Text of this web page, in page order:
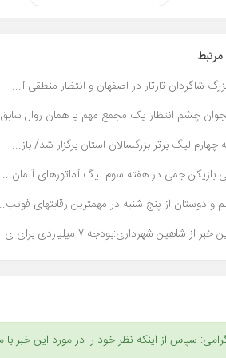
شاگردان تارتار در اصفهان و انتظار منطقی آ...
چشم انتظار یک مجمع مهم یا همان روال
چهارم لیگ برتر بزرگسالان استان برگزار شد/ باز...
بازیکن جمی در هفته سوم لیگ آماتورهای آلمان...
و دوستان از پنج شنبه در مهمترین رقابتهای
از شاهین شهرداری:بودجه 7 میلیاردی برای ی...
سپاس از اینکه نظر خود را در مورد این خبر